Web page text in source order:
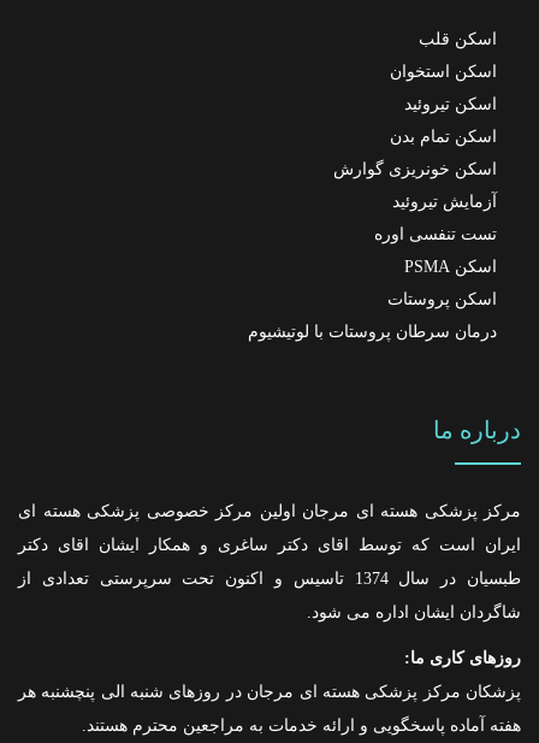
اسکن قلب
اسکن استخوان
اسکن تیروئید
اسکن تمام بدن
اسکن خونریزی گوارش
آزمایش تیروئید
تست تنفسی اوره
اسکن PSMA
اسکن پروستات
درمان سرطان پروستات با لوتیشیوم
درباره ما
مرکز پزشکی هسته ای مرجان اولین مرکز خصوصی پزشکی هسته ای
ایران است که توسط اقای دکتر ساغری و همکار ایشان اقای دکتر
طبسیان در سال 1374 تاسیس و اکنون تحت سرپرستی تعدادی از
شاگردان ایشان اداره می شود.
روزهای کاری ما:
پزشکان مرکز پزشکی هسته ای مرجان در روزهای شنبه الی پنچشنبه هر
هفته آماده پاسخگویی و ارائه خدمات به مراجعین محترم هستند.